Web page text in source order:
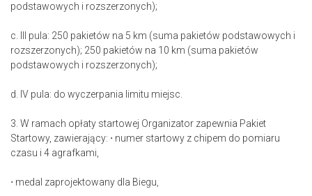
podstawowych i rozszerzonych);
c. III pula: 250 pakietów na 5 km (suma pakietów podstawowych i
rozszerzonych); 250 pakietów na 10 km (suma pakietów
podstawowych i rozszerzonych);
d. IV pula: do wyczerpania limitu miejsc.
3. W ramach opłaty startowej Organizator zapewnia Pakiet
Startowy, zawierający: ⋅ numer startowy z chipem do pomiaru
czasu i 4 agrafkami,
⋅ medal zaprojektowany dla Biegu,